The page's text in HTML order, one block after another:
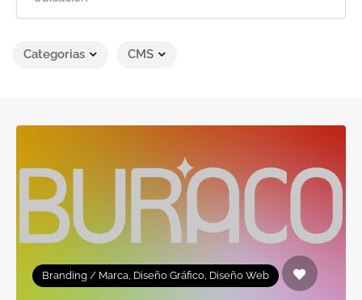
Categorias CMS
Branding / Marca, Diseño Gráfico, Diseño Web